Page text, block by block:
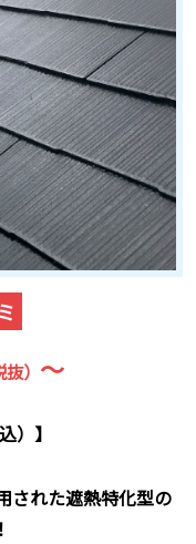
抜） ～
）】
された遮熱特化型の